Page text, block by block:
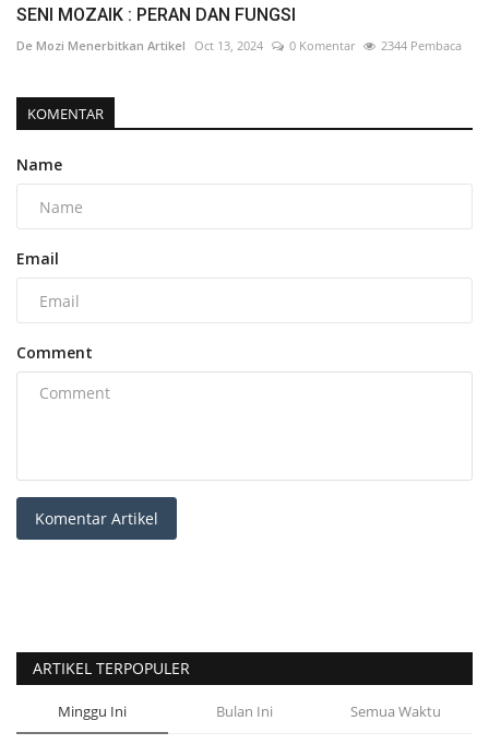
SENI MOZAIK : PERAN DAN FUNGSI
De Mozi Menerbitkan Artikel Oct 13, 2024 0 Komentar 2344 Pembaca
KOMENTAR
Name
Email
Comment
Komentar Artikel
ARTIKEL TERPOPULER
Minggu Ini Bulan Ini Semua Waktu